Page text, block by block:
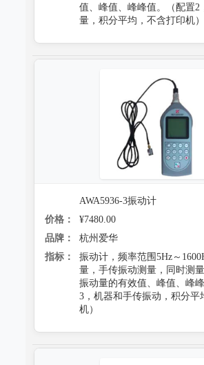
值、峰值、峰峰值。（配置2
量，积分平均，不含打印机）
AWA5936-3振动计
价格：
¥7480.00
品牌：
杭州爱华
指标：
振动计，频率范围5Hz～
量，手传振动测量，同时测
振动量的有效值、峰值、峰
3，机器和手传振动，积分平
机）